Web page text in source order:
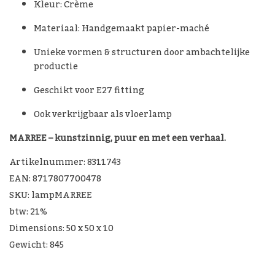
Kleur: Crème
Materiaal: Handgemaakt papier-maché
Unieke vormen & structuren door ambachtelijke
productie
Geschikt voor E27 fitting
Ook verkrijgbaar als vloerlamp
MARREE – kunstzinnig, puur en met een verhaal.
Artikelnummer: 8311743
EAN: 8717807700478
SKU: lampMARREE
btw: 21%
Dimensions: 50 x 50 x 10
Gewicht: 845